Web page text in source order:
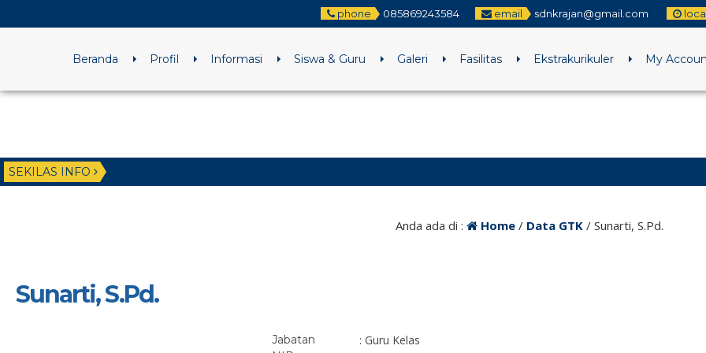
phone 085869243584 email sdnkrajan@gmail.com
Beranda Profil Informasi Siswa & Guru Galeri Fasilitas Ekstrakurikuler My
SEKILAS INFO
Anda ada di : Home / Data GTK / Sunarti, S.Pd.
Sunarti, S.Pd.
Jabatan : Guru Kelas